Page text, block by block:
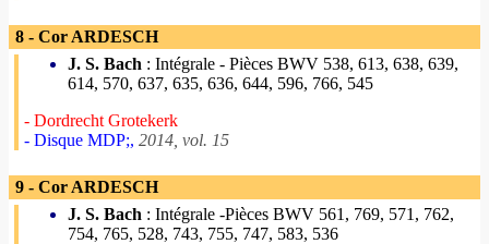
8 - Cor ARDESCH
J. S. Bach : Intégrale - Pièces BWV 538, 613, 638, 639,
614, 570, 637, 635, 636, 644, 596, 766, 545
- Dordrecht Grotekerk
- Disque MDP;, 2014, vol. 15
9 - Cor ARDESCH
J. S. Bach : Intégrale -Pièces BWV 561, 769, 571, 762,
754, 765, 528, 743, 755, 747, 583, 536